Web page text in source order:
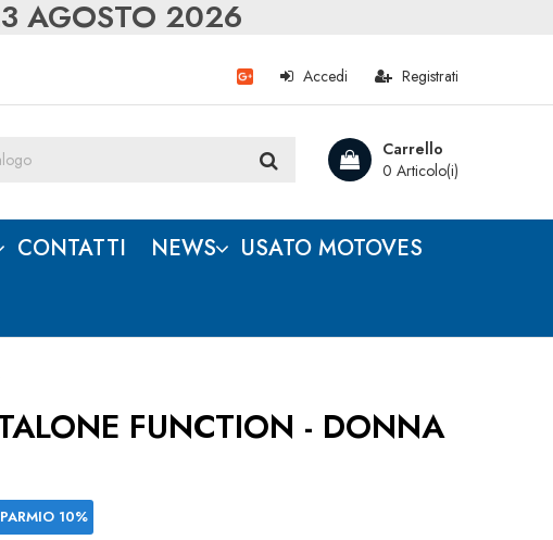
AGOSTO 2026
Registrati
Accedi
Carrello
0 Articolo(i)
CONTATTI NEWS
USATO MOTOVES
FUNCTION - DONNA
10%